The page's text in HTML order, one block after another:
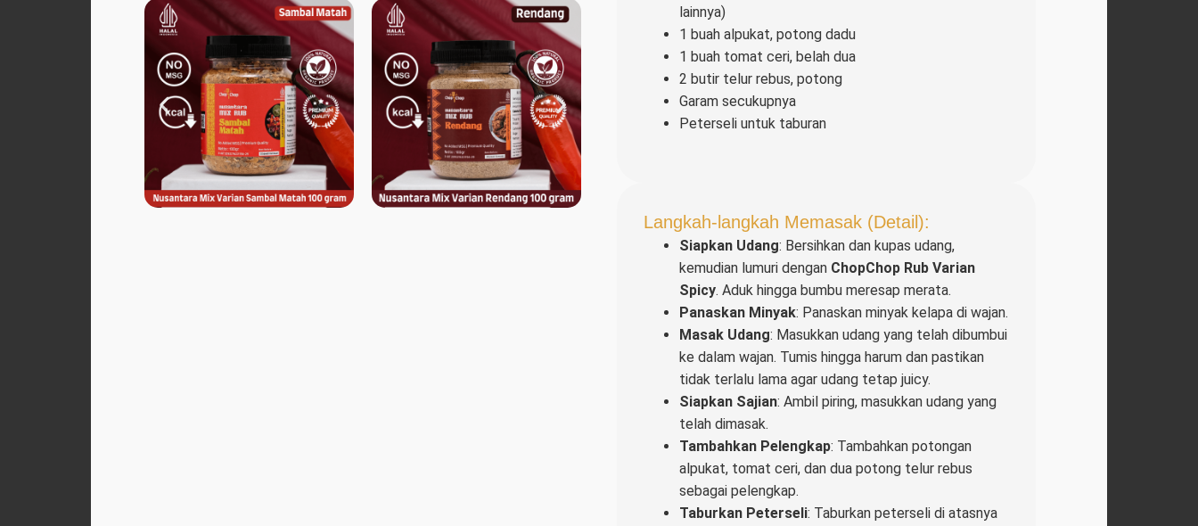
lainnya)
1 buah alpukat, potong dadu
1 buah tomat ceri, belah dua
2 butir telur rebus, potong
Garam secukupnya
Peterseli untuk taburan
Langkah-langkah Memasak (Detail):
Siapkan Udang: Bersihkan dan kupas udang,
kemudian lumuri dengan ChopChop Rub Varian
Spicy. Aduk hingga bumbu meresap merata.
Panaskan Minyak: Panaskan minyak kelapa di wajan.
Masak Udang: Masukkan udang yang telah dibumbui
ke dalam wajan. Tumis hingga harum dan pastikan
tidak terlalu lama agar udang tetap juicy.
Siapkan Sajian: Ambil piring, masukkan udang yang
telah dimasak.
Tambahkan Pelengkap: Tambahkan potongan
alpukat, tomat ceri, dan dua potong telur rebus
sebagai pelengkap.
Taburkan Peterseli: Taburkan peterseli di atasnya